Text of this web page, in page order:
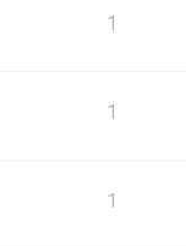
1
1
1